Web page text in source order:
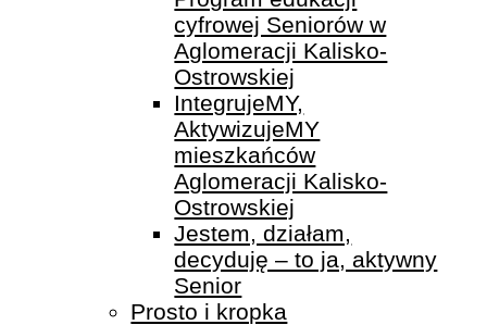
cyfrowej Seniorów w
Aglomeracji Kalisko-
Ostrowskiej
IntegrujeMY,
AktywizujeMY
mieszkańców
Aglomeracji Kalisko-
Ostrowskiej
Jestem, działam,
decyduję – to ja, aktywny
Senior
Prosto i kropka